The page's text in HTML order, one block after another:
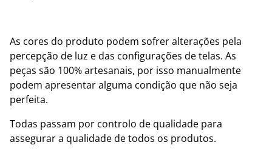
As cores do produto podem sofrer alterações pela
percepção de luz e das configurações de telas. As
peças são 100% artesanais, por isso manualmente
podem apresentar alguma condição que não seja
perfeita.
Todas passam por controlo de qualidade para
assegurar a qualidade de todos os produtos.